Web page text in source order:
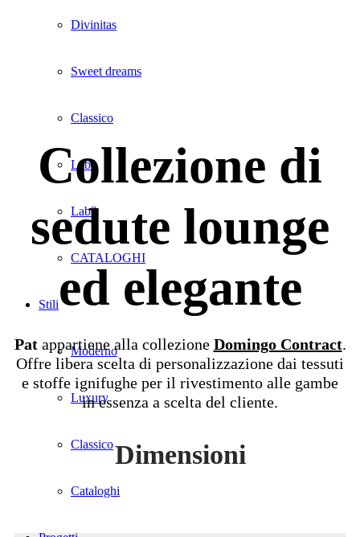
Divinitas
Sweet dreams
Classico
Lab1
Lab2
CATALOGHI
Stili
Moderno
Luxury
Classico
Cataloghi
Collezione di
sedute lounge
ed elegante
Patappartiene alla collezione Domingo Contract.
Offre libera scelta di personalizzazione dai tessuti
e stoffe ignifughe per il rivestimento alle gambe
in essenza a scelta del cliente.
Dimensioni